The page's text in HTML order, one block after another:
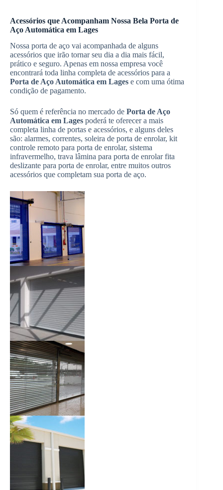
Acessórios que Acompanham Nossa Bela Porta de
Aço Automática em Lages
Nossa porta de aço vai acompanhada de alguns
acessórios que irão tornar seu dia a dia mais fácil,
prático e seguro. Apenas em nossa empresa você
encontrará toda linha completa de acessórios para a
Porta de Aço Automática em Lages e com uma ótima
condição de pagamento.
Só quem é referência no mercado de Porta de Aço
Automática em Lages poderá te oferecer a mais
completa linha de portas e acessórios, e alguns deles
são: alarmes, correntes, soleira de porta de enrolar, kit
controle remoto para porta de enrolar, sistema
infravermelho, trava lâmina para porta de enrolar fita
deslizante para porta de enrolar, entre muitos outros
acessórios que completam sua porta de aço.